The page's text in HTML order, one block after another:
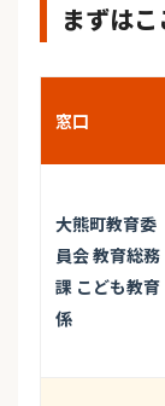
まずは
窓口
大熊町教育委
員会 教育総務
課 こども教育
係